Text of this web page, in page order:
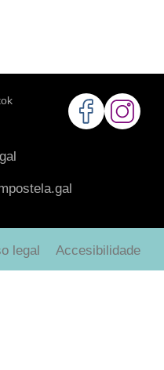
Accesibilidade
legal